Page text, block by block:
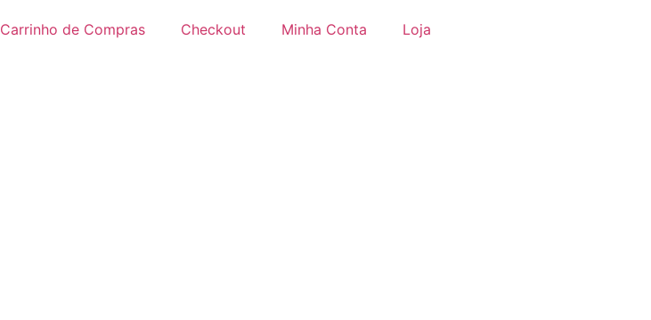
Carrinho de Compras Checkout Minha Conta Loja